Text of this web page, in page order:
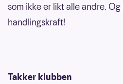
som ikke er likt alle andre.
handlingskraft!
Takker klubben